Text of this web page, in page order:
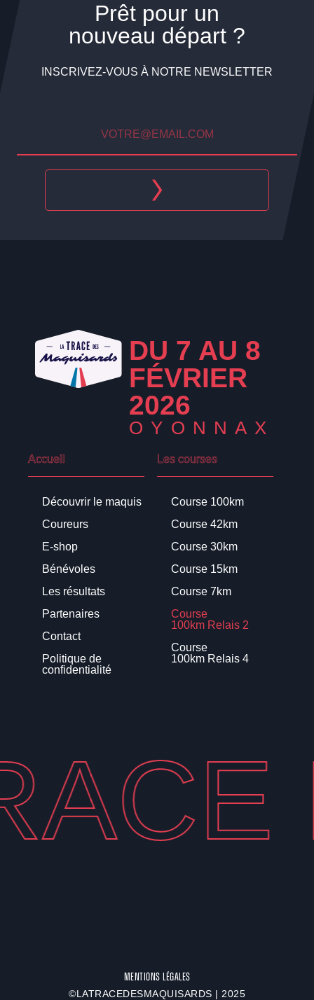
Prêt pour un
nouveau départ ?
INSCRIVEZ-VOUS À NOTRE NEWSLETTER
DU 7 AU 8
FÉVRIER
2026
OYONNAX
Accueil
Découvrir le maquis
Coureurs
E-shop
Bénévoles
Les résultats
Partenaires
Contact
Politique de
confidentialité
Les courses
Course 100km
Course 42km
Course 30km
Course 15km
Course 7km
Course
100km Relais 2
Course
100km Relais 4
Mentions légales
©LATRACEDESMAQUISARDS | 2025